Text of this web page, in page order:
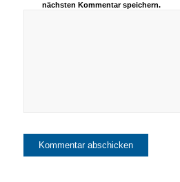
nächsten Kommentar speichern.